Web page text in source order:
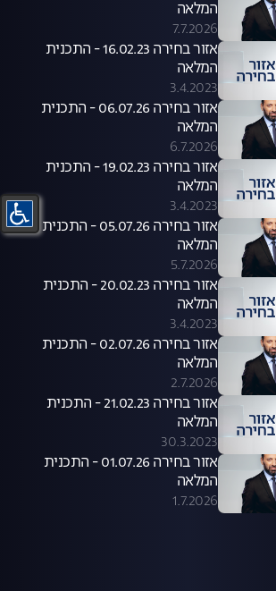
המלאה
7.7.2026
אזור בחירה 16.02.23 - התכנית
המלאה
3.4.2023
אזור בחירה 06.07.26 - התכנית
המלאה
6.7.2026
אזור בחירה 19.02.23 - התכנית
המלאה
3.4.2023
אזור בחירה 05.07.26 - התכנית
המלאה
5.7.2026
אזור בחירה 20.02.23 - התכנית
המלאה
3.4.2023
אזור בחירה 02.07.26 - התכנית
המלאה
2.7.2026
אזור בחירה 21.02.23 - התכנית
המלאה
30.3.2023
אזור בחירה 01.07.26 - התכנית
המלאה
1.7.2026